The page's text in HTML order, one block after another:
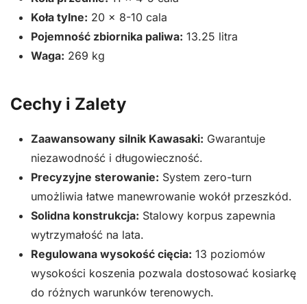
Koła tylne: 20 x 8-10 cala
Pojemność zbiornika paliwa: 13.25 litra
Waga: 269 kg
Cechy i Zalety
Zaawansowany silnik Kawasaki: Gwarantuje
niezawodność i długowieczność.
Precyzyjne sterowanie: System zero-turn
umożliwia łatwe manewrowanie wokół przeszkód.
Solidna konstrukcja: Stalowy korpus zapewnia
wytrzymałość na lata.
Regulowana wysokość cięcia: 13 poziomów
wysokości koszenia pozwala dostosować kosiarkę
do różnych warunków terenowych.